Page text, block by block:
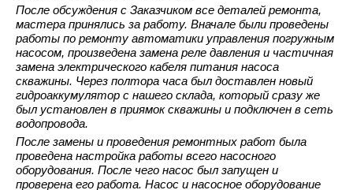
После обсуждения с Заказчиком все деталей ремонта,
мастера принялись за работу. Вначале были проведены
работы по ремонту автоматики управления погружным
насосом, произведена замена реле давления и частичная
замена электрического кабеля питания насоса
скважины. Через полтора часа был доставлен новый
гидроаккумулятор с нашего склада, который сразу же
был установлен в приямок скважины и подключен в сеть
водопровода.
После замены и проведения ремонтных работ была
проведена настройка работы всего насосного
оборудования. После чего насос был запущен и
проверена его работа. Насос и насосное оборудование